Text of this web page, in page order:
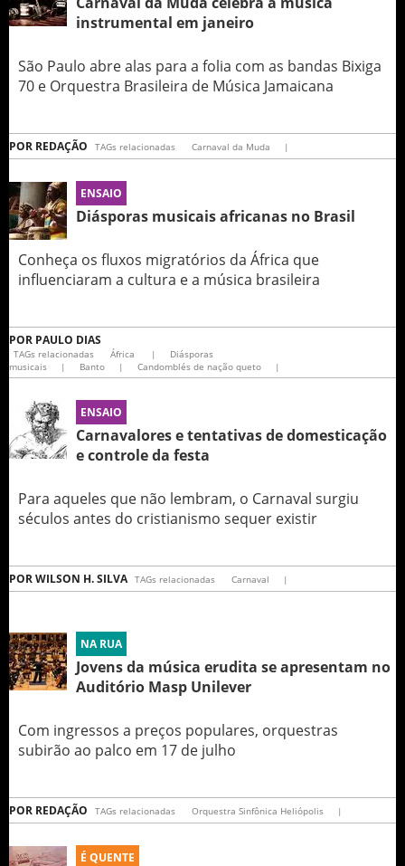
instrumental em janeiro
São Paulo abre alas para a folia com as bandas Bixiga
70 e Orquestra Brasileira de Música Jamaicana
POR REDAÇÃO TAGs relacionadas Carnaval da Muda |
ENSAIO
Diásporas musicais africanas no Brasil
Conheça os fluxos migratórios da África que
influenciaram a cultura e a música brasileira
POR PAULO DIAS
TAGs relacionadas África |
Diásporas
musicais
| Banto | Candomblés de nação queto |
ENSAIO
Carnavalores e tentativas de domesticação
e controle da festa
Para aqueles que não lembram, o Carnaval surgiu
séculos antes do cristianismo sequer existir
PORWILSON H. SILVA TAGs relacionadas Carnaval |
NA RUA
Jovens da música erudita se apresentam no
Auditório Masp Unilever
Com ingressos a preços populares, orquestras
subirão ao palco em 17 de julho
POR REDAÇÃO TAGs relacionadas Orquestra Sinfônica Heliópolis |
É QUENTE